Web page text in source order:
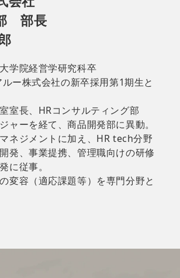
部長
学院経営学研究科卒
ー株式会社の新卒採用第1期生と
室長、HRコンサルティング部
ャーを経て、商品開発部に異動。
ネジメントに加え、HR tech分野
発、事業提携、管理職向けの研修
に従事。
変容（適応課題等）を専門分野と